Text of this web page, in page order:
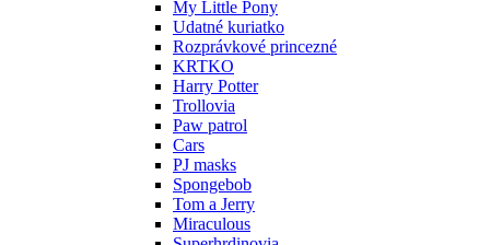
My Little Pony
Udatné kuriatko
Rozprávkové princezné
KRTKO
Harry Potter
Trollovia
Paw patrol
Cars
PJ masks
Spongebob
Tom a Jerry
Miraculous